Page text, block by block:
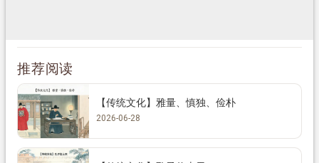
推荐阅读
【传统文化】雅量、慎独、俭朴
2026-06-28